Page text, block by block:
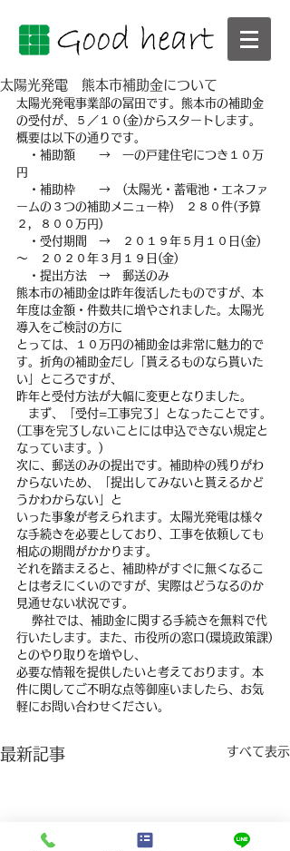
太陽光発電 熊本市補助金について
太陽光発電事業部の冨田です。熊本市の補助金
の受付が、５／１０(金)からスタートします。
概要は以下の通りです。
・補助額　　→　一の戸建住宅につき１０万
円
・補助枠　　→　(太陽光・蓄電池・エネファ
ームの３つの補助メニュー枠)　２８０件(予算
２，８００万円)
・受付期間　→　２０１９年５月１０日(金)
～　２０２０年３月１９日(金)
・提出方法　→　郵送のみ
熊本市の補助金は昨年復活したものですが、本
年度は金額・件数共に増やされました。太陽光
導入をご検討の方に
とっては、１０万円の補助金は非常に魅力的で
す。折角の補助金だし「貰えるものなら貰いた
い」ところですが、
昨年と受付方法が大幅に変更となりました。
まず、「受付=工事完了」となったことです。
(工事を完了しないことには申込できない規定と
なっています。)
次に、郵送のみの提出です。補助枠の残りがわ
からないため、「提出してみないと貰えるかど
うかわからない」と
いった事象が考えられます。太陽光発電は様々
な手続きを必要としており、工事を依頼しても
相応の期間がかかります。
それを踏まえると、補助枠がすぐに無くなるこ
とは考えにくいのですが、実際はどうなるのか
見通せない状況です。
弊社では、補助金に関する手続きを無料で代
行いたします。また、市役所の窓口(環境政策課)
とのやり取りを増やし、
必要な情報を提供したいと考えております。本
件に関してご不明な点等御座いましたら、お気
軽にお問い合わせください。
最新記事 すべて表示